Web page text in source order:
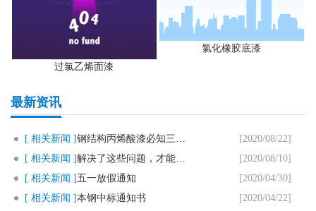
过氯乙烯面漆
氯化橡胶底漆
最新资讯
[ 相关新闻 ]
[2020/08/22]
[ 相关新闻 ]
[2020/08/10]
[ 相关新闻 ] 五一放假通知
[2020/04/30]
[ 相关新闻 ]本钢中标通知书
[2020/04/22]